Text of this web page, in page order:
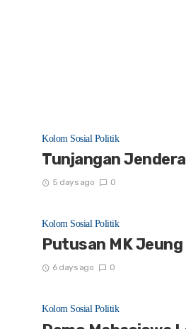
Kolom Sosial Politik
Tunjangan
5 days ago 0
Kolom Sosial Politik
Putusan MK Jeung
6 days ago 0
Kolom Sosial Politik